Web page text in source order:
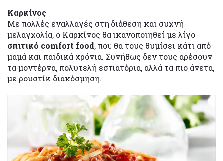
Καρκίνος
Με πολλές εναλλαγές στη διάθεση και συχνή
μελαγχολία, ο Καρκίνος θα ικανοποιηθεί με λίγο
σπιτικό comfort food, που θα τους θυμίσει κάτι από
μαμά και παιδικά χρόνια. Συνήθως δεν τους αρέσουν
τα μοντέρνα, πολυτελή εστιατόρια, αλλά τα πιο άνετα,
με ρουστίκ διακόσμηση.